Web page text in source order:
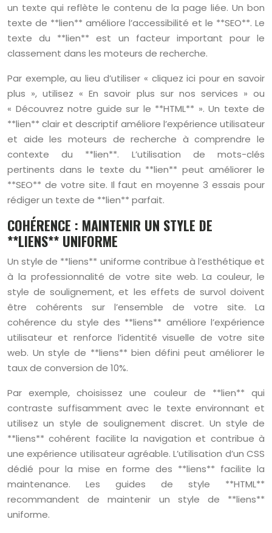
un texte qui reflète le contenu de la page liée. Un bon
texte de **lien** améliore l’accessibilité et le **SEO**. Le
texte du **lien** est un facteur important pour le
classement dans les moteurs de recherche.
Par exemple, au lieu d’utiliser « cliquez ici pour en savoir
plus », utilisez « En savoir plus sur nos services » ou
« Découvrez notre guide sur le **HTML** ». Un texte de
**lien** clair et descriptif améliore l’expérience utilisateur
et aide les moteurs de recherche à comprendre le
contexte du **lien**. L’utilisation de mots-clés
pertinents dans le texte du **lien** peut améliorer le
**SEO** de votre site. Il faut en moyenne 3 essais pour
rédiger un texte de **lien** parfait.
COHÉRENCE : MAINTENIR UN STYLE DE
**LIENS** UNIFORME
Un style de **liens** uniforme contribue à l’esthétique et
à la professionnalité de votre site web. La couleur, le
style de soulignement, et les effets de survol doivent
être cohérents sur l’ensemble de votre site. La
cohérence du style des **liens** améliore l’expérience
utilisateur et renforce l’identité visuelle de votre site
web. Un style de **liens** bien défini peut améliorer le
taux de conversion de 10%.
Par exemple, choisissez une couleur de **lien** qui
contraste suffisamment avec le texte environnant et
utilisez un style de soulignement discret. Un style de
**liens** cohérent facilite la navigation et contribue à
une expérience utilisateur agréable. L’utilisation d’un CSS
dédié pour la mise en forme des **liens** facilite la
maintenance. Les guides de style **HTML**
recommandent de maintenir un style de **liens**
uniforme.